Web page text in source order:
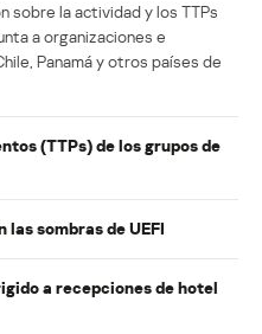
sobre la actividad y los TTPs
a organizaciones e
Panamá y otros países de
(TTPs) de los grupos de
sombras de UEFI
a recepciones de hotel